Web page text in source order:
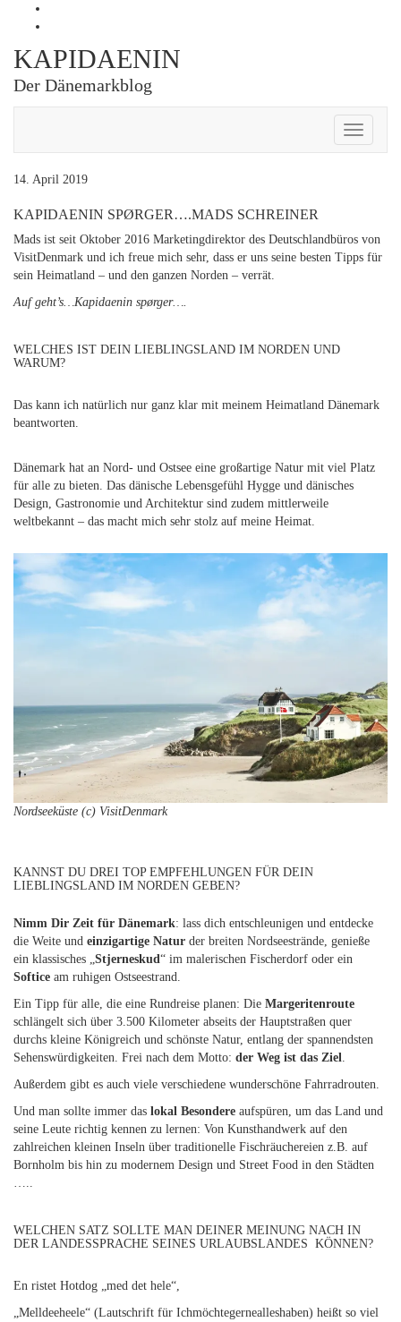
auf
Facebook
kapidaenin
auf
KAPIDAENIN
Der Dänemarkblog
Toggle
14. April 2019
KAPIDAENIN SPØRGER….MADS SCHREINER
Mads ist seit Oktober 2016 Marketingdirektor des Deutschlandbüros von
VisitDenmark und ich freue mich sehr, dass er uns seine besten Tipps für
sein Heimatland – und den ganzen Norden – verrät.
Auf geht’s…Kapidaenin spørger….
WELCHES IST DEIN LIEBLINGSLAND IM NORDEN UND
WARUM?
Das kann ich natürlich nur ganz klar mit meinem Heimatland Dänemark
beantworten.
Dänemark hat an Nord- und Ostsee eine großartige Natur mit viel Platz
für alle zu bieten. Das dänische Lebensgefühl Hygge und dänisches
Design, Gastronomie und Architektur sind zudem mittlerweile
weltbekannt – das macht mich sehr stolz auf meine Heimat.
Nordseeküste (c) VisitDenmark
KANNST DU DREI TOP EMPFEHLUNGEN FÜR DEIN
LIEBLINGSLAND IM NORDEN GEBEN?
Nimm Dir Zeit für Dänemark: lass dich entschleunigen und entdecke
die Weite und einzigartige Natur der breiten Nordseestrände, genieße
ein klassisches „ Stjerneskud“ im malerischen Fischerdorf oder ein
Softice am ruhigen Ostseestrand.
Ein Tipp für alle, die eine Rundreise planen: Die Margeritenroute
schlängelt sich über 3.500 Kilometer abseits der Hauptstraßen quer
durchs kleine Königreich und schönste Natur, entlang der spannendsten
Sehenswürdigkeiten. Frei nach dem Motto: der Weg ist das Ziel
Außerdem gibt es auch viele verschiedene wunderschöne Fahrradrouten.
Und man sollte immer das lokal Besondere aufspüren, um das Land und
seine Leute richtig kennen zu lernen: Von Kunsthandwerk auf den
zahlreichen kleinen Inseln über traditionelle Fischräuchereien z.B. auf
Bornholm bis hin zu modernem Design und Street Food in den Städten
WELCHEN SATZ SOLLTE MAN DEINER MEINUNG NACH IN
DER LANDESSPRACHE SEINES URLAUBSLANDES KÖNNEN?
En ristet Hotdog „med det hele“,
„Melldeeheele“ (Lautschrift für Ichmöchtegernealleshaben) heißt so viel